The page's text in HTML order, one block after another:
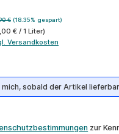
€ (18.35% gespart)
€ / 1 Liter)
Versandkosten
mich, sobald der Artikel
zur